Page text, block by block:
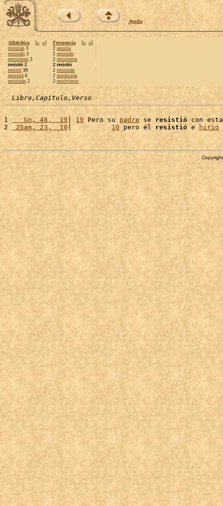
Ayuda
Alfabética [« »]
resistían 3
resistido 2
resistieron 2
resistió 2
resistir38
resistirá 6
resistirán 2
Frecuencia [« »]
2 resistía
2 resistido
2 resistieron
2 resistió
2 resistirán
2 resolución
2 resolvimos
Libro,Capítulo,Verso
1
   Gn, 48,  19
| 19 Pero su padre se resistió con
2 2Sam, 23,  10 | 10 pero él resistió e hirió